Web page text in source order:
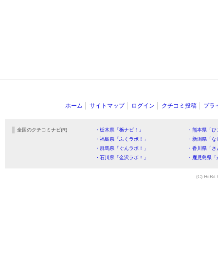
ホーム サイトマップ ログイン クチコミ投稿 プラ
全国のクチコミナビ(R) ・栃木県「栃ナビ！」
・熊本県「
・福島県「ふくラボ！」
・新潟県「
・群馬県「ぐんラボ！」
・香川県「
・石川県「金沢ラボ！」
・鹿児島県
(C) HitBit